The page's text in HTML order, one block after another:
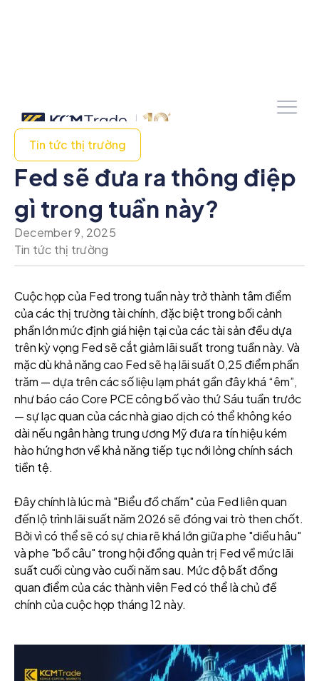
Tin tức thị trường
Fed sẽ đưa ra thông điệp
gì trong tuần này?
December 9, 2025
Tin tức thị trường
Cuộc họp của Fed trong tuần này trở thành tâm điểm
của các thị trường tài chính, đặc biệt trong bối cảnh
phần lớn mức định giá hiện tại của các tài sản đều dựa
trên kỳ vọng Fed sẽ cắt giảm lãi suất trong tuần này. Và
mặc dù khả năng cao Fed sẽ hạ lãi suất 0,25 điểm phần
trăm — dựa trên các số liệu lạm phát gần đây khá “êm”,
như báo cáo Core PCE công bố vào thứ Sáu tuần trước
— sự lạc quan của các nhà giao dịch có thể không kéo
dài nếu ngân hàng trung ương Mỹ đưa ra tín hiệu kém
hào hứng hơn về khả năng tiếp tục nới lỏng chính sách
tiền tệ.
Đây chính là lúc mà "Biểu đồ chấm" của Fed liên quan
đến lộ trình lãi suất năm 2026 sẽ đóng vai trò then chốt.
Bởi vì có thể sẽ có sự chia rẽ khá lớn giữa phe "diều hâu"
và phe "bồ câu" trong hội đồng quản trị Fed về mức lãi
suất cuối cùng vào cuối năm sau. Mức độ bất đồng
quan điểm của các thành viên Fed có thể là chủ đề
chính của cuộc họp tháng 12 này.